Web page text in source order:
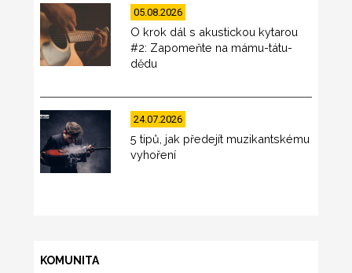
05.08.2026
O krok dál s akustickou kytarou
#2: Zapomeňte na mámu-tátu-
dědu
24.07.2026
5 tipů, jak předejít muzikantskému
vyhoření
KOMUNITA